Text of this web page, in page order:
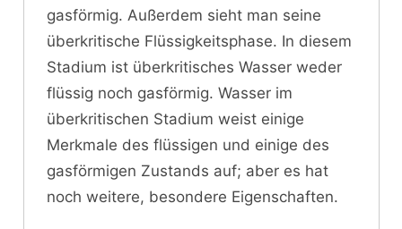
gasförmig. Außerdem sieht man seine
überkritische Flüssigkeitsphase. In diesem
Stadium ist überkritisches Wasser weder
flüssig noch gasförmig. Wasser im
überkritischen Stadium weist einige
Merkmale des flüssigen und einige des
gasförmigen Zustands auf; aber es hat
noch weitere, besondere Eigenschaften.